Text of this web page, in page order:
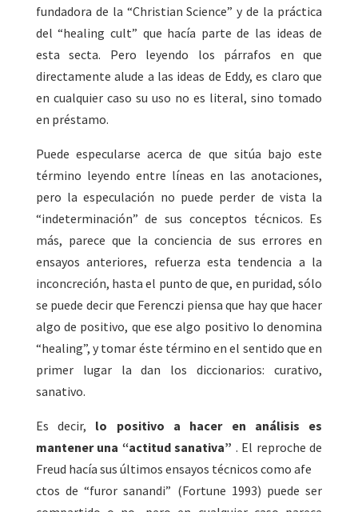
fundadora de la “Christian Science” y de la práctica
del “healing cult” que hacía parte de las ideas de
esta secta. Pero leyendo los párrafos en que
directamente alude a las ideas de Eddy, es claro que
en cualquier caso su uso no es literal, sino tomado
en préstamo.
Puede especularse acerca de que sitúa bajo este
término leyendo entre líneas en las anotaciones,
pero la especulación no puede perder de vista la
“indeterminación” de sus conceptos técnicos. Es
más, parece que la conciencia de sus errores en
ensayos anteriores, refuerza esta tendencia a la
inconcreción, hasta el punto de que, en puridad, sólo
se puede decir que Ferenczi piensa que hay que hacer
algo de positivo, que ese algo positivo lo denomina
“healing”, y tomar éste término en el sentido que en
primer lugar la dan los diccionarios: curativo,
sanativo.
Es decir, lo positivo a hacer en análisis es
mantener una “actitud sanativa” . El reproche de
Freud hacía sus últimos ensayos técnicos como afe
ctos de “furor sanandi” (Fortune 1993) puede ser